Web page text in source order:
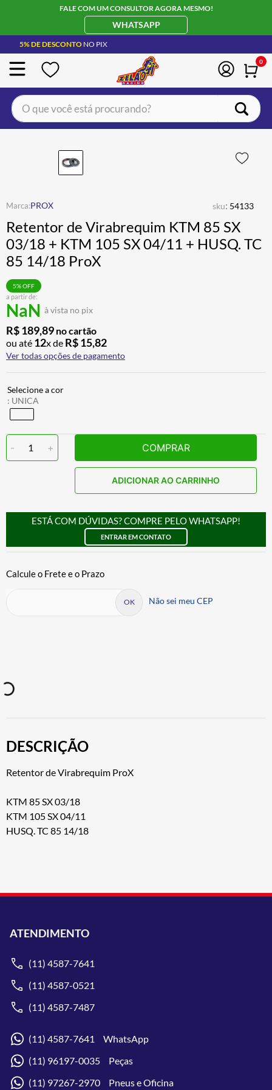
FALE COM UM CONSULTOR AGORA MESMO!
WHATSAPP
5% DE DESCONTO NO PIX
0
O que você está procurando?
PROX sku: 54133
Retentor de Virabrequim KTM 85 SX
03/18 + KTM 105 SX 04/11 + HUSQ. TC
85 14/18 ProX
a partir de:
NaN à vista no pix
5% OFF
R$189,89 no cartão
ou até 12x de R$15,82
Ver todas opções de pagamento
: UNICA
- 1 + COMPRAR
ADICIONAR AO CARRINHO
ESTÁ COM DÚVIDAS? COMPRE PELO WHATSAPP!
ENTRAR EM CONTATO
Não sei meu CEP
DESCRIÇÃO
Retentor de Virabrequim ProX
KTM 85 SX 03/18
KTM 105 SX 04/11
HUSQ. TC 85 14/18
ATENDIMENTO
(11) 4587-7641
(11) 4587-0521
(11) 4587-7487
(11) 4587-7641 WhatsApp
(11) 96197-0035 Peças
(11) 97267-2970 Pneus e Oficina
CAPACETE LS2
BOTA
5º LUVA
6º BAU
7º
8 º
9º CALÇA
10 º BOTAS